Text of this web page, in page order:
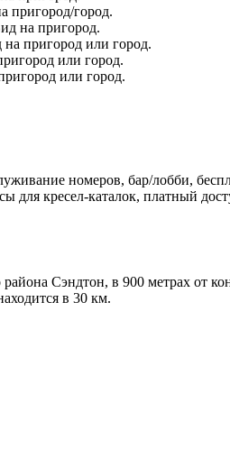
пригород/город.
на пригород.
пригород или город.
или город.
или город.
номеров, бар/лобби,
для кресел-каталок, платный
Сэндтон, в 900 метрах от
в 30 км.